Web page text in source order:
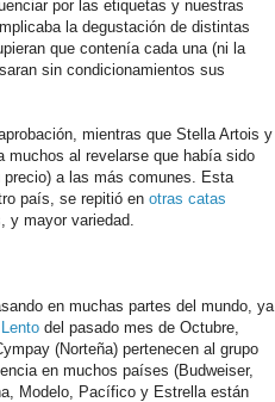
por las etiquetas y nuestras
la degustación de distintas
que contenía cada una (ni la
sin condicionamientos sus
mientras que Stella Artois y
muchos al revelarse que había sido
a las más comunes. Esta
país, se repitió en otras catas
y mayor variedad.
en muchas partes del mundo, ya
del pasado mes de Octubre,
(Norteña) pertenecen al grupo
en muchos países (Budweiser,
Modelo, Pacífico y Estrella están